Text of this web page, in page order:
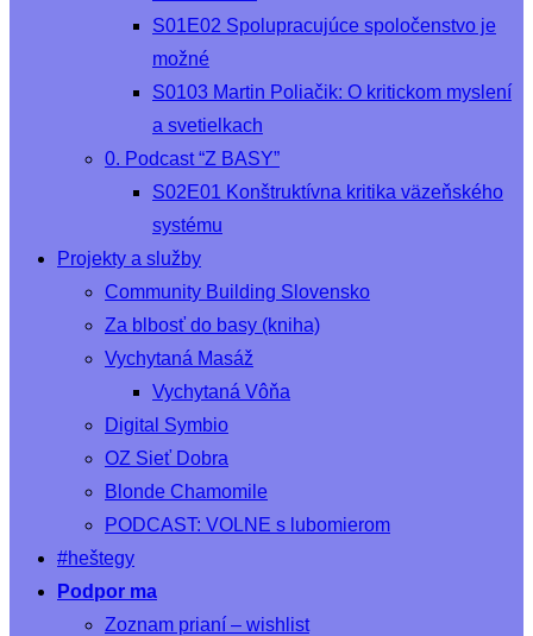
S01E02 Spolupracujúce spoločenstvo je
možné
S0103 Martin Poliačik: O kritickom myslení
a svetielkach
0. Podcast “Z BASY”
S02E01 Konštruktívna kritika väzeňského
systému
Projekty a služby
Community Building Slovensko
Za blbosť do basy (kniha)
Vychytaná Masáž
Vychytaná Vôňa
Digital Symbio
OZ Sieť Dobra
Blonde Chamomile
PODCAST: VOLNE s lubomierom
#heštegy
Podpor ma
Zoznam prianí – wishlist